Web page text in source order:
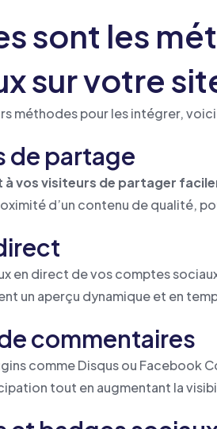
sont les
sur votre
méthodes pour les intégrer,
de partage
vos visiteurs de partager
d’un contenu de qualité,
en direct de vos comptes
un aperçu dynamique et en
commentaires
comme Disqus ou Facebook
tout en augmentant la